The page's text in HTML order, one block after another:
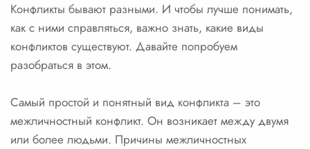
Конфликты бывают разными. И чтобы лучше понимать,
как с ними справляться, важно знать, какие виды
конфликтов существуют. Давайте попробуем
разобраться в этом.
Самый простой и понятный вид конфликта – это
межличностный конфликт. Он возникает между двумя
или более людьми. Причины межличностных